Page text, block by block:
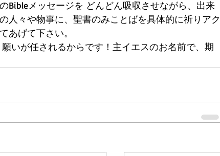
Bibleメッセージを どんどん吸収させながら、出来
人々や物事に、聖書のみことばを具体的に祈りアク
あげて下さい。
いが任されるからです！主イエスのお名前で、期